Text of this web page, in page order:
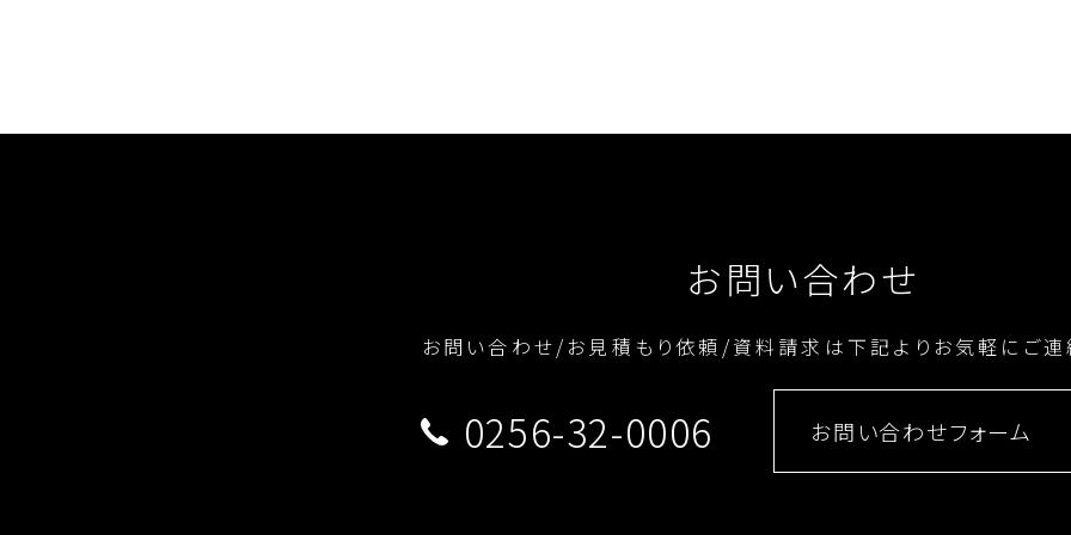
お問い合わせ
お問い合わせ/お見積もり依頼/資料請求は下記よりお気軽にご連
0256-32-0006 お問い合わせフォーム